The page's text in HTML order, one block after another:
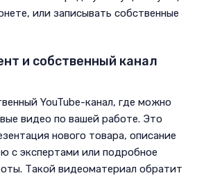
или записывать собственные
и собственный канал
YouTube-канал, где можно
видео по вашей работе. Это
нового товара, описание
с экспертами или подробное
Такой видеоматериал обратит